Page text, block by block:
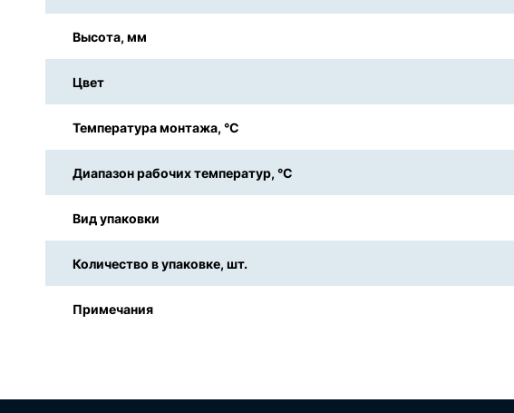
Высота, мм
Цвет
Температура монтажа, °С
Диапазон рабочих температур, °С
Вид упаковки
Количество в упаковке, шт.
Примечания